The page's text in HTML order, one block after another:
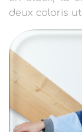
deux coloris